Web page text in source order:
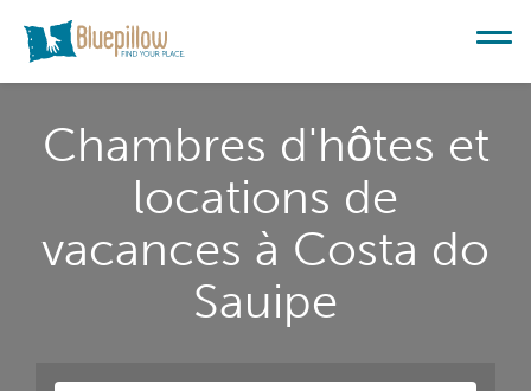
Chambres d'hôtes et
locations de
vacances à Costa do
Sauipe